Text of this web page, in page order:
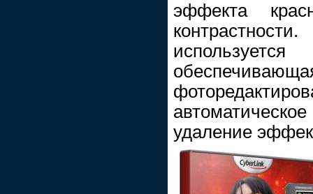
эффекта
удаление